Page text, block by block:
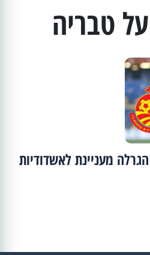
טבריה
מעניינת לאשדודיות